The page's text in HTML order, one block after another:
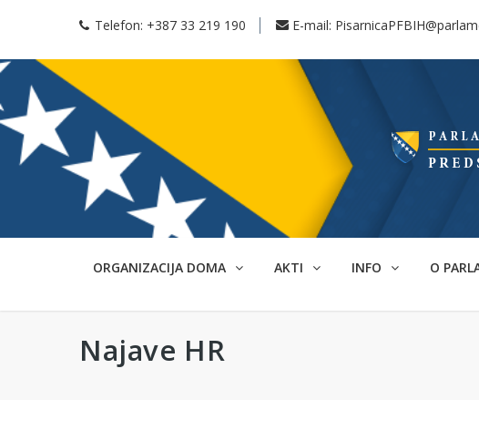
Telefon: +387 33 219 190 E-mail:
ORGANIZACIJA DOMA AKTI INFO O
Najave HR